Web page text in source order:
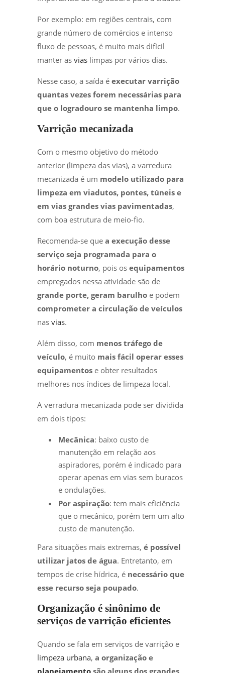
Por exemplo: em regiões centrais, com
grande número de comércios e intenso
fluxo de pessoas, é muito mais difícil
manter as vias limpas por vários dias.
Nesse caso, a saída é executar varrição
quantas vezes forem necessárias para
que o logradouro se mantenha limpo.
Varrição mecanizada
Com o mesmo objetivo do método
anterior (limpeza das vias), a varredura
mecanizada é um modelo utilizado para
limpeza em viadutos, pontes, túneis e
em vias grandes vias pavimentadas,
com boa estrutura de meio-fio.
Recomenda-se que a execução desse
serviço seja programada para o
horário noturno, pois os equipamentos
empregados nessa atividade são de
grande porte, geram barulho e podem
comprometer a circulação de veículos
nas vias.
Além disso, com menos tráfego de
veículo, é muito mais fácil operar esses
equipamentos e obter resultados
melhores nos índices de limpeza local.
A verradura mecanizada pode ser dividida
em dois tipos:
Mecânica: baixo custo de
manutenção em relação aos
aspiradores, porém é indicado para
operar apenas em vias sem buracos
e ondulações.
Por aspiração: tem mais eficiência
que o mecânico, porém tem um alto
custo de manutenção.
Para situações mais extremas, é possível
utilizar jatos de água. Entretanto, em
tempos de crise hídrica, é necessário que
esse recurso seja poupado.
Organização é sinônimo de
serviços de varrição eficientes
Quando se fala em serviços de varrição e
limpeza urbana, a organização e
planejamento são alguns dos grandes